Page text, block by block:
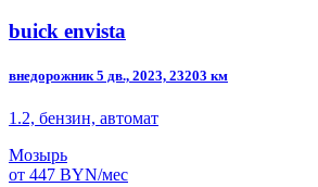
buick envista
внедорожник 5 дв., 2023, 23203 км
1.2, бензин, автомат
Мозырь
от 447 BYN/мес